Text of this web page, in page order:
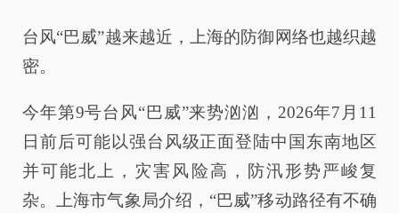
台风“巴威”越来越近，上海的防御网络也越织越
密。
今年第9号台风“巴威”来势汹汹，2026年7月11
日前后可能以强台风级正面登陆中国东南地区
并可能北上，灾害风险高，防汛形势严峻复
杂。上海市气象局介绍，“巴威”移动路径有不确